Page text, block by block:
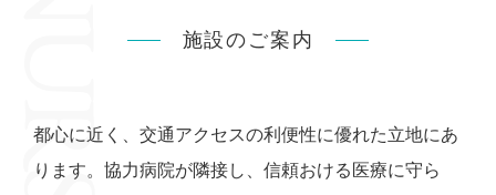
施設のご案内
都心に近く、交通アクセスの利便性に優れた立地にあ
ります。協力病院が隣接し、信頼おける医療に守ら